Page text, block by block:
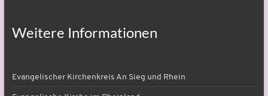
Weitere Informationen
Evangelischer Kirchenkreis An Sieg und Rhein